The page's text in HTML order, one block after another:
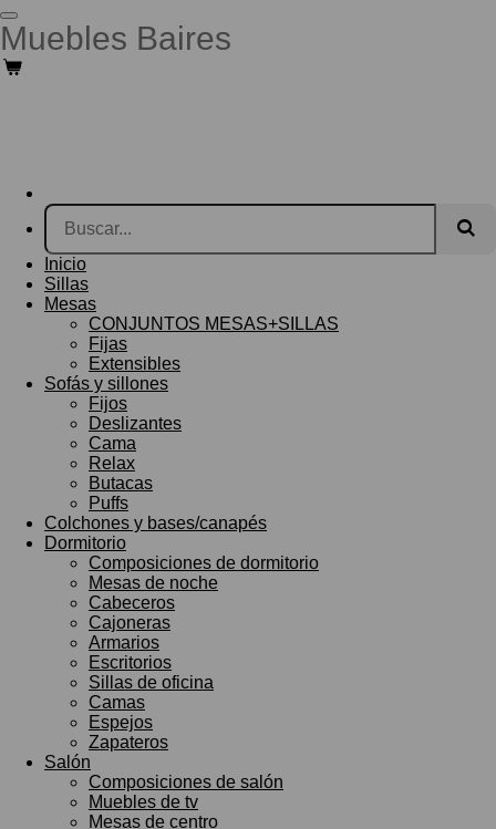
Ir
al
contenido
principal
Muebles Baires
Inicio
Sillas
Mesas
CONJUNTOS MESAS+SILLAS
Fijas
Extensibles
Sofás y sillones
Fijos
Deslizantes
Cama
Relax
Butacas
Puffs
Colchones y bases/canapés
Dormitorio
Composiciones de dormitorio
Mesas de noche
Cabeceros
Cajoneras
Armarios
Escritorios
Sillas de oficina
Camas
Espejos
Zapateros
Salón
Composiciones de salón
Muebles de tv
Mesas de centro